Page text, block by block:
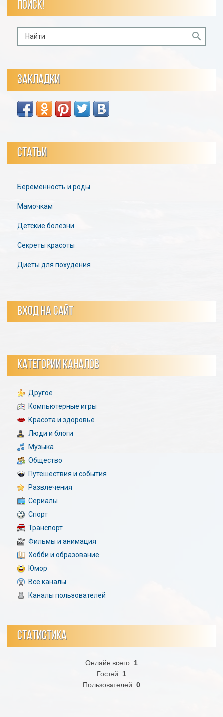
ПОИСК!
ЗАКЛАДКИ
СТАТЬИ
Беременность и роды
Мамочкам
Детские болезни
Секреты красоты
Диеты для похудения
ВХОД НА САЙТ
КАТЕГОРИИ КАНАЛОВ
Другое
Компьютерные игры
Красота и здоровье
Люди и блоги
Музыка
Общество
Путешествия и события
Развлечения
Сериалы
Спорт
Транспорт
Фильмы и анимация
Хобби и образование
Юмор
Все каналы
Каналы пользователей
СТАТИСТИКА
Онлайн всего: 1
Гостей: 1
Пользователей: 0